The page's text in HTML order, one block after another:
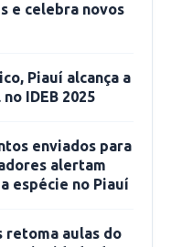
que seus
Bezerra e
Mais tarde,
e Domingos
povoado Moisés
a construção de
e celebra novos
Piauí alcança a
IDEB 2025
enviados para
alertam
espécie no Piauí
retoma aulas do